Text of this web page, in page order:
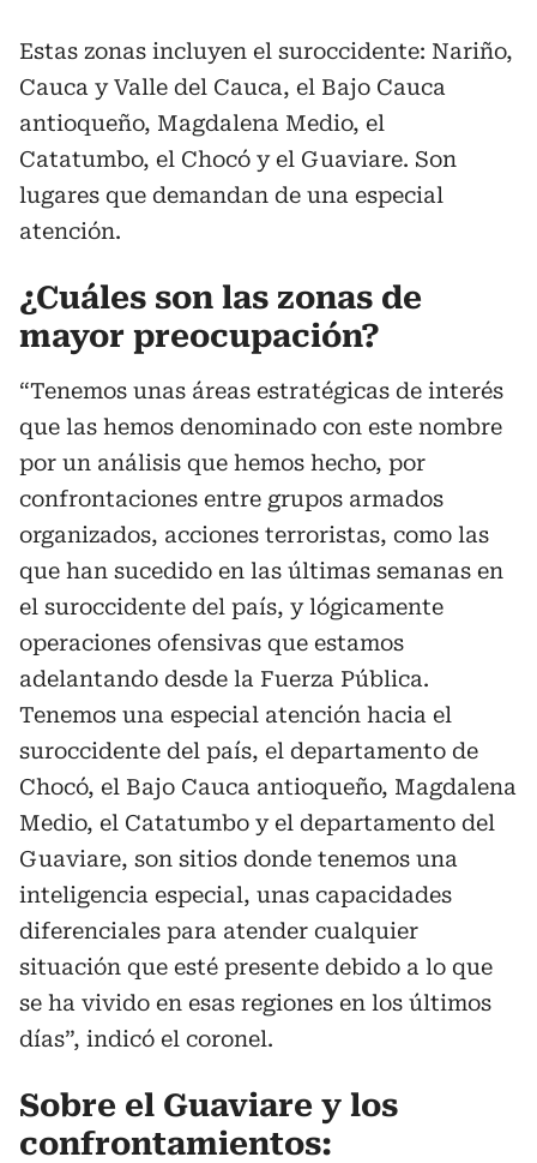
Estas zonas incluyen el suroccidente: Nariño,
Cauca y Valle del Cauca, el Bajo Cauca
antioqueño, Magdalena Medio, el
Catatumbo, el Chocó y el Guaviare. Son
lugares que demandan de una especial
atención.
¿Cuáles son las zonas de
mayor preocupación?
“Tenemos unas áreas estratégicas de interés
que las hemos denominado con este nombre
por un análisis que hemos hecho, por
confrontaciones entre grupos armados
organizados, acciones terroristas, como las
que han sucedido en las últimas semanas en
el suroccidente del país, y lógicamente
operaciones ofensivas que estamos
adelantando desde la Fuerza Pública.
Tenemos una especial atención hacia el
suroccidente del país, el departamento de
Chocó, el Bajo Cauca antioqueño, Magdalena
Medio, el Catatumbo y el departamento del
Guaviare, son sitios donde tenemos una
inteligencia especial, unas capacidades
diferenciales para atender cualquier
situación que esté presente debido a lo que
se ha vivido en esas regiones en los últimos
días”, indicó el coronel.
Sobre el Guaviare y los
confrontamientos: